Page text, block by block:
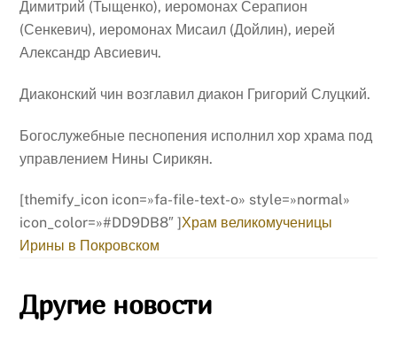
Димитрий (Тыщенко), иеромонах Серапион
(Сенкевич), иеромонах Мисаил (Дойлин), иерей
Александр Авсиевич.
Диаконский чин возглавил диакон Григорий Слуцкий.
Богослужебные песнопения исполнил хор храма под
управлением Нины Сирикян.
[themify_icon icon=»fa-file-text-o» style=»normal»
icon_color=»#DD9DB8″ ]Храм великомученицы
Ирины в Покровском
Другие новости